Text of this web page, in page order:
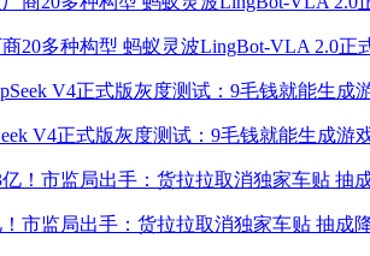
20多种构型 蚂蚁灵波LingBot-VLA 2.0正
V4正式版灰度测试：9毛钱就能生成游
市监局出手：货拉拉取消独家车贴 抽成